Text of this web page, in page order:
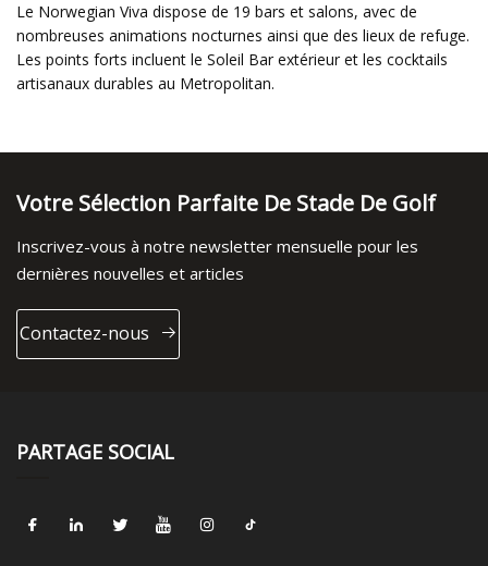
Le Norwegian Viva dispose de 19 bars et salons, avec de
nombreuses animations nocturnes ainsi que des lieux de refuge.
Les points forts incluent le Soleil Bar extérieur et les cocktails
artisanaux durables au Metropolitan.
Votre Sélection Parfaite De Stade De Golf
Inscrivez-vous à notre newsletter mensuelle pour les
dernières nouvelles et articles
Contactez-nous
PARTAGE SOCIAL